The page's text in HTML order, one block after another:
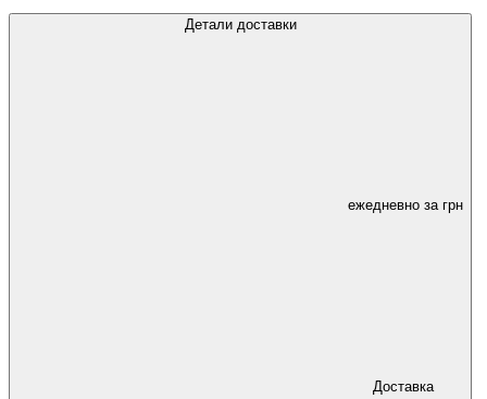
Детали доставки
ежедневно за грн
Доставка